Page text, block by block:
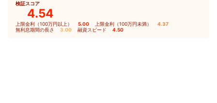
検証スコア
4.54
上限金利（100万円以上） 5.00 上限金利（100万円未満） 4.37
無利息期間の長さ 3.00 融資スピード 4.50